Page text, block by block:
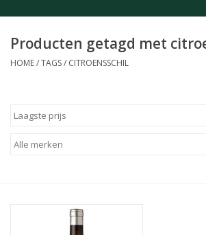
Barneveldse specialiteiten
Masterclasses & Proeverijen
Producten getagd met
HOME/TAGS/ CITROENSSCHIL